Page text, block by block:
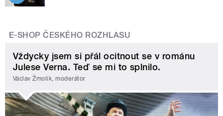
E-SHOP ČESKÉHO ROZHLASU
Vždycky jsem si přál ocitnout se v románu
Julese Verna. Teď se mi to splnilo.
Václav Žmolík, moderátor